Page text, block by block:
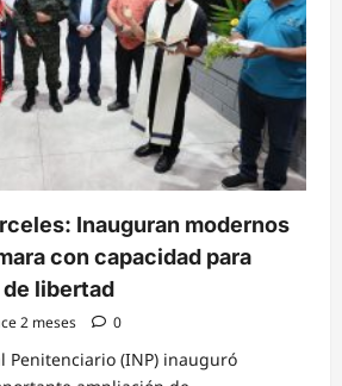
Inauguran modernos
con capacidad para
libertad
2 meses 0
Penitenciario (INP) inauguró